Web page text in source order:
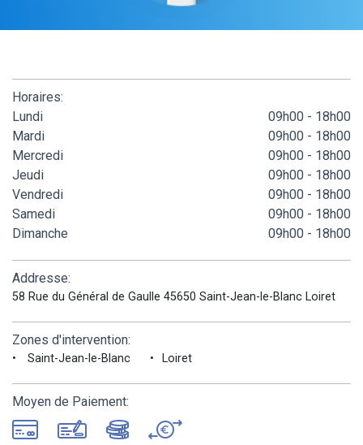
Horaires:
Lundi
09h00 - 18h00
Mardi
09h00 - 18h00
Mercredi
09h00 - 18h00
Jeudi
09h00 - 18h00
Vendredi
09h00 - 18h00
Samedi
09h00 - 18h00
Dimanche
09h00 - 18h00
Addresse:
58 Rue du Général de Gaulle 45650 Saint-Jean-le-Blanc Loiret
Zones d'intervention:
Saint-Jean-le-Blanc Loiret
Moyen de Paiement: